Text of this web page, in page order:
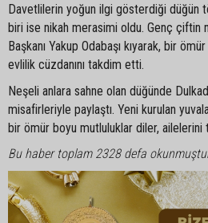
Davetlilerin yoğun ilgi gösterdiği düğün
biri ise nikah merasimi oldu. Genç çiftin
Başkanı Yakup Odabaşı kıyarak, bir
evlilik cüzdanını takdim etti.
Neşeli anlara sahne olan düğünde
misafirleriyle paylaştı. Yeni kurulan
bir ömür boyu mutluluklar diler,
Bu haber toplam 2328 defa